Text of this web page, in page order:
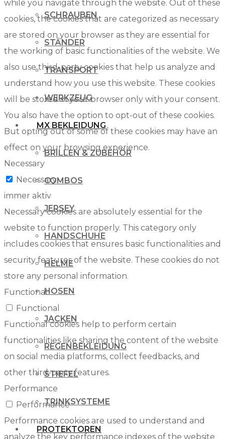
SCHRAUBEN
STÄNDER
TRANSPORT
WERKZEUG
MX BEKLEIDUNG
BRILLEN & ZUBEHÖR
COMBOS
JERSEY
HANDSCHUHE
HELME
HOSEN
JACKEN
REGENBEKLEIDUNG
STIEFEL
TRINKSYSTEME
PROTEKTOREN
while you navigate through the website. Out of these
cookies, the cookies that are categorized as necessary
are stored on your browser as they are essential for
the working of basic functionalities of the website. We
also use third-party cookies that help us analyze and
understand how you use this website. These cookies
will be stored in your browser only with your consent.
You also have the option to opt-out of these cookies.
But opting out of some of these cookies may have an
effect on your browsing experience.
Necessary
Necessary
immer aktiv
Necessary cookies are absolutely essential for the
website to function properly. This category only
includes cookies that ensures basic functionalities and
security features of the website. These cookies do not
store any personal information.
Functional
Functional
Functional cookies help to perform certain
functionalities like sharing the content of the website
on social media platforms, collect feedbacks, and
other third-party features.
Performance
Performance
Performance cookies are used to understand and
analyze the key performance indexes of the website